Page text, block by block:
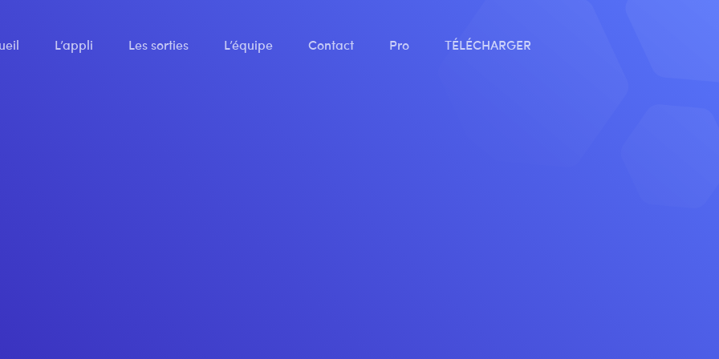
L’appli Les sorties L’équipe Contact Pro TÉLÉCHARGER